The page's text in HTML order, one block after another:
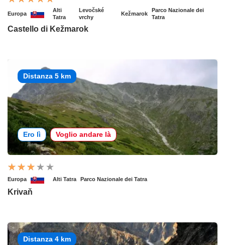
Europa
Alti
Tatra
Levočské
vrchy
Kežmarok
Parco Nazionale dei
Tatra
Castello di Kežmarok
Distanza 5 km
Ero lì Voglio andare là
Europa Alti Tatra Parco Nazionale dei Tatra
Krivaň
Distanza 4 km